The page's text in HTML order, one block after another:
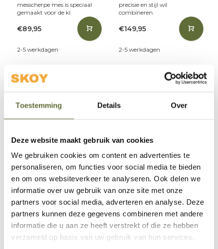
Toestemming Details Over
Deze website maakt gebruik van cookies
We gebruiken cookies om content en advertenties te
personaliseren, om functies voor social media te bieden
en om ons websiteverkeer te analyseren. Ook delen we
informatie over uw gebruik van onze site met onze
partners voor social media, adverteren en analyse. Deze
partners kunnen deze gegevens combineren met andere
informatie die u aan ze heeft verstrekt of die ze hebben
verzameld op basis van uw gebruik van hun services.
messcherpe mes is speciaal
gemaakt voor de kl
€89,95
2-5 werkdagen
precisie en stijl wil
combineren.
€149,95
2-5 werkdagen
Paudin
Tokyo TI1 Koksmes
Paudin
Het Tokyo TI1 koksmes van
Paudin is een uitzonderlijk
prestaties en elegant design